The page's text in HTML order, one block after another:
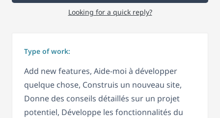
Looking for a quick reply?
Type of work:
Add new features, Aide-moi à développer
quelque chose, Construis un nouveau site,
Donne des conseils détaillés sur un projet
potentiel, Développe les fonctionnalités du